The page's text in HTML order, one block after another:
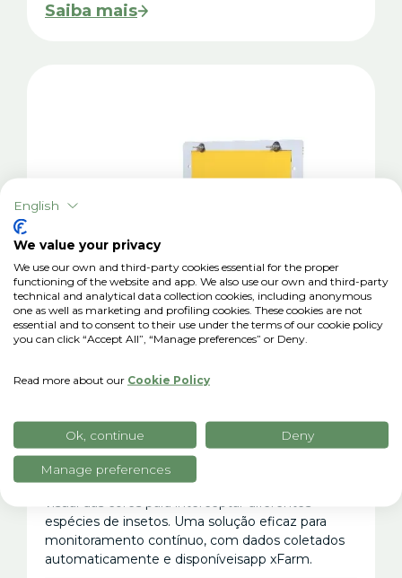
Saiba mais
Armadilha Cromotrópica Automática para
insetos
Armadilha cromotrópica que aproveita a atração
visual das cores para interceptar diferentes
espécies de insetos. Uma solução eficaz para
monitoramento contínuo, com dados coletados
automaticamente e disponíveisapp xFarm.
English
We value your privacy
We use our own and third-party cookies essential for the proper
functioning of the website and app. We also use our own and third-party
technical and analytical data collection cookies, including anonymous
one as well as marketing and profiling cookies. These cookies are not
essential and to consent to their use under the terms of our cookie policy
you can click “Accept All”, “Manage preferences” or Deny.
Read more about our Cookie Policy
Ok, continue Deny
Manage preferences